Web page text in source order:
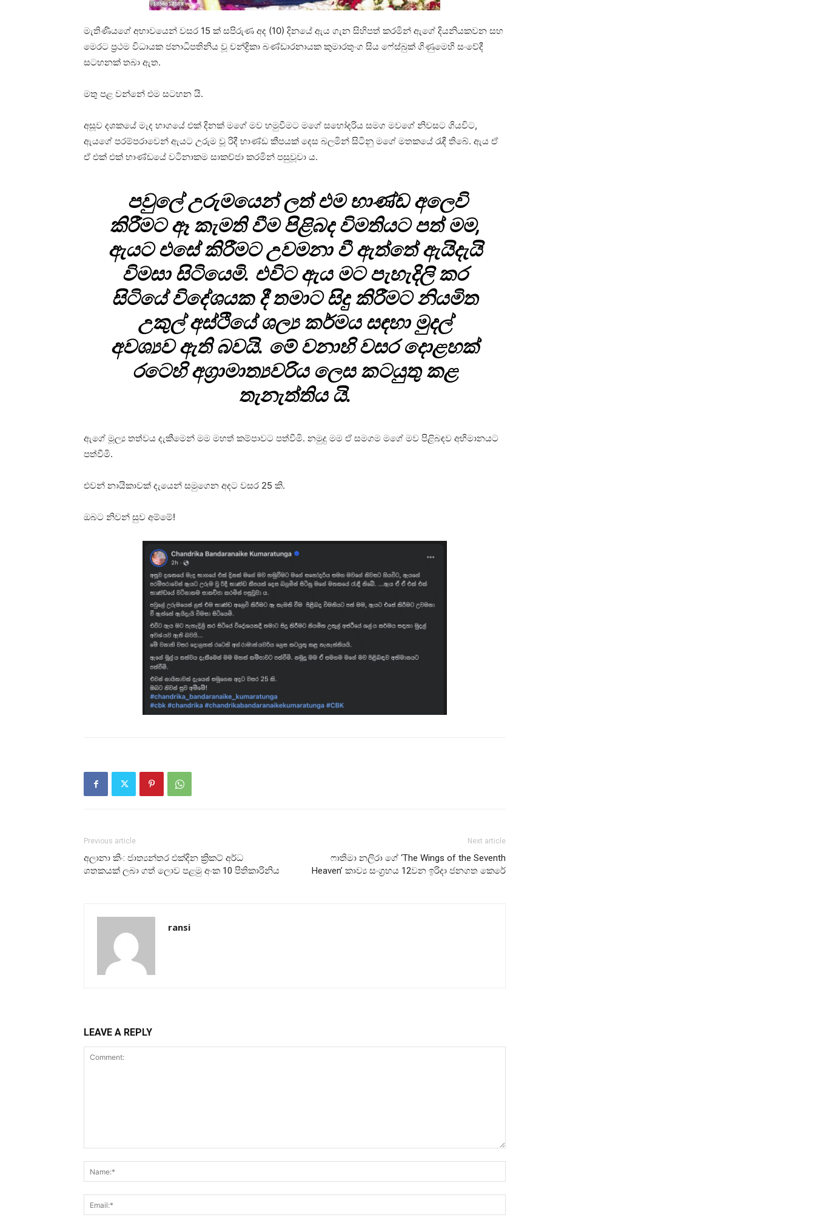
මැතිණියගේ අභාවයෙන් වසර 15 ක් සපිරුණ අද (10) දිනයේ ඇය ගැන සිහිපත් කරමින් ඇගේ දියනියකවන සහ
මෙරට ප්‍රථම විධායක ජනාධිපතිනිය වූ චන්ද්‍රිකා බණ්ඩාරනායක කුමාරතුංග සිය ෆේස්බුක් ගිණුමෙහි සංවේදී
සටහනක් තබා ඇත.
මතු පළ වන්නේ එම සටහන යි.
අසූව දශකයේ මැද භාගයේ එක් දිනක් මගේ මව හමුවීමට මගේ සහෝදරිය සමග මවගේ නිවසට ගියවිට,
ඇයගේ පරම්පරාවෙන් ඇයට උරුම වූ රිදී භාණ්ඩ කීපයක් දෙස බලමින් සිටිනු මගේ මතකයේ රැඳී තිබේ. ඇය ඒ
ඒ එක් එක් භාණ්ඩයේ වටිනාකම සාකච්ජා කරමින් පසුවූවා ය.
පවුලේ උරුමයෙන් ලත් එම භාණ්ඩ අලෙවි
කිරීමට ඈ කැමති වීම පිළිබද විමතියට පත් මම,
ඇයට එසේ කිරීමට උවමනා වී ඇත්තේ ඇයිදැයි
විමසා සිටියෙමි. එවිට ඇය මට පැහැදිලි කර
සිටියේ විදේශයක දී තමාට සිදු කිරීමට නියමිත
උකුල් අස්ථියේ ශල්‍ය කර්මය සඳහා මුදල්
අවශ්‍යව ඇති බවයි. මේ වනාහි වසර දොළහක්
රටෙහි අග්‍රාමාත්‍යවරිය ලෙස කටයුතු කළ
තැනැත්තිය යි.
ඇගේ මූල්‍ය තත්වය දැකීමෙන් මම මහත් කම්පාවට පත්වීමි. නමුදු මම ඒ සමගම මගේ මව පිළිබඳව අභිමානයට
පත්වීමි.
එවන් නායිකාවක් දැයෙන් සමුගෙන අදට වසර 25 කි.
ඔබට නිවන් සුව අම්මේ!
Previous article
අලානා කිං: ජාත්‍යන්තර එක්දින ක්‍රිකට් අර්ධ
ශතකයක් ලබා ගත් ලොව පළමු අංක 10 පිතිකාරිනිය
Next article
ෆාතිමා නලිරා ගේ ‘The Wings of the Seventh
Heaven’ කාව්‍ය සංග්‍රහය 12වන ඉරිදා ජනගත කෙරේ
ransi
LEAVE A REPLY